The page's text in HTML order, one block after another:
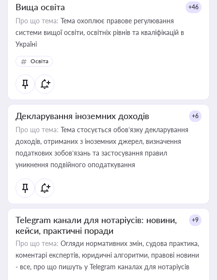
Вища освіта +46
Про що тема: Тема охоплює правове регулювання
системи вищої освіти, освітніх рівнів та кваліфікацій в
Україні
Освіта
Декларування іноземних доходів +6
Про що тема: Тема стосується обов’язку декларування
доходів, отриманих з іноземних джерел, визначення
податкових зобов’язань та застосування правил
уникнення подвійного оподаткування
Telegram канали для нотаріусів: новини,
кейси, практичні поради
+9
Про що тема: Огляди нормативних змін, судова практика,
коментарі експертів, юридичні алгоритми, правові новини
- все, про що пишуть у Telegram каналах для нотаріусів